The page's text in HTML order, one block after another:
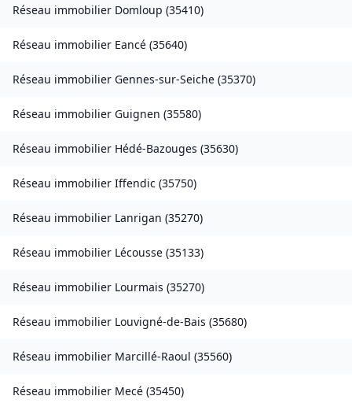
Réseau immobilier Domloup (35410)
Réseau immobilier Eancé (35640)
Réseau immobilier Gennes-sur-Seiche (35370)
Réseau immobilier Guignen (35580)
Réseau immobilier Hédé-Bazouges (35630)
Réseau immobilier Iffendic (35750)
Réseau immobilier Lanrigan (35270)
Réseau immobilier Lécousse (35133)
Réseau immobilier Lourmais (35270)
Réseau immobilier Louvigné-de-Bais (35680)
Réseau immobilier Marcillé-Raoul (35560)
Réseau immobilier Mecé (35450)